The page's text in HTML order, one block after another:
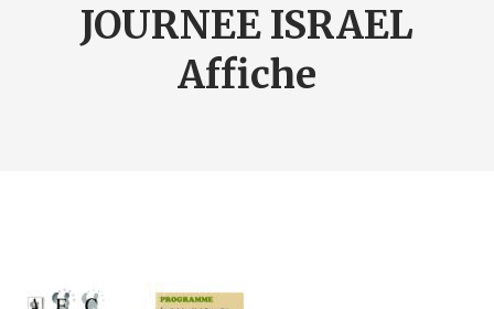
JOURNEE ISRAEL
Affiche